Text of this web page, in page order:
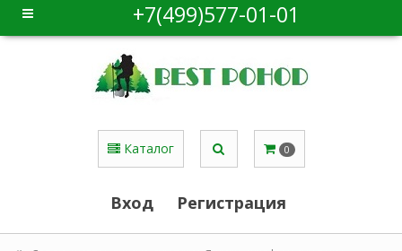
+7(499)577-01-01
Каталог 0
Вход Регистрация